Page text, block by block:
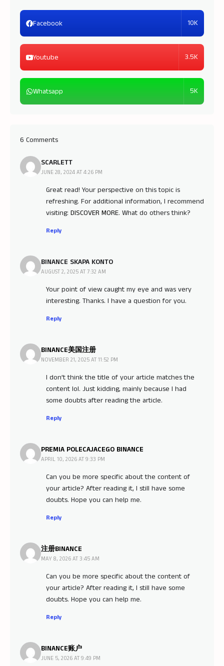
Facebook 10K
Youtube 3.5K
Whatsapp 5K
6 Comments
SCARLETT
JUNE 28, 2024 AT 4:26 PM
Great read! Your perspective on this topic is
refreshing. For additional information, I recommend
visiting: DISCOVER MORE. What do others think?
Reply
BINANCE SKAPA KONTO
AUGUST 2, 2025 AT 7:32 AM
Your point of view caught my eye and was very
interesting. Thanks. I have a question for you.
Reply
BINANCE美国注册
NOVEMBER 21, 2025 AT 11:52 PM
I don’t think the title of your article matches the
content lol. Just kidding, mainly because I had
some doubts after reading the article.
Reply
PREMIA POLECAJACEGO BINANCE
APRIL 10, 2026 AT 9:33 PM
Can you be more specific about the content of
your article? After reading it, I still have some
doubts. Hope you can help me.
Reply
注册BINANCE
MAY 8, 2026 AT 3:45 AM
Can you be more specific about the content of
your article? After reading it, I still have some
doubts. Hope you can help me.
Reply
BINANCE账户
JUNE 5, 2026 AT 9:49 PM